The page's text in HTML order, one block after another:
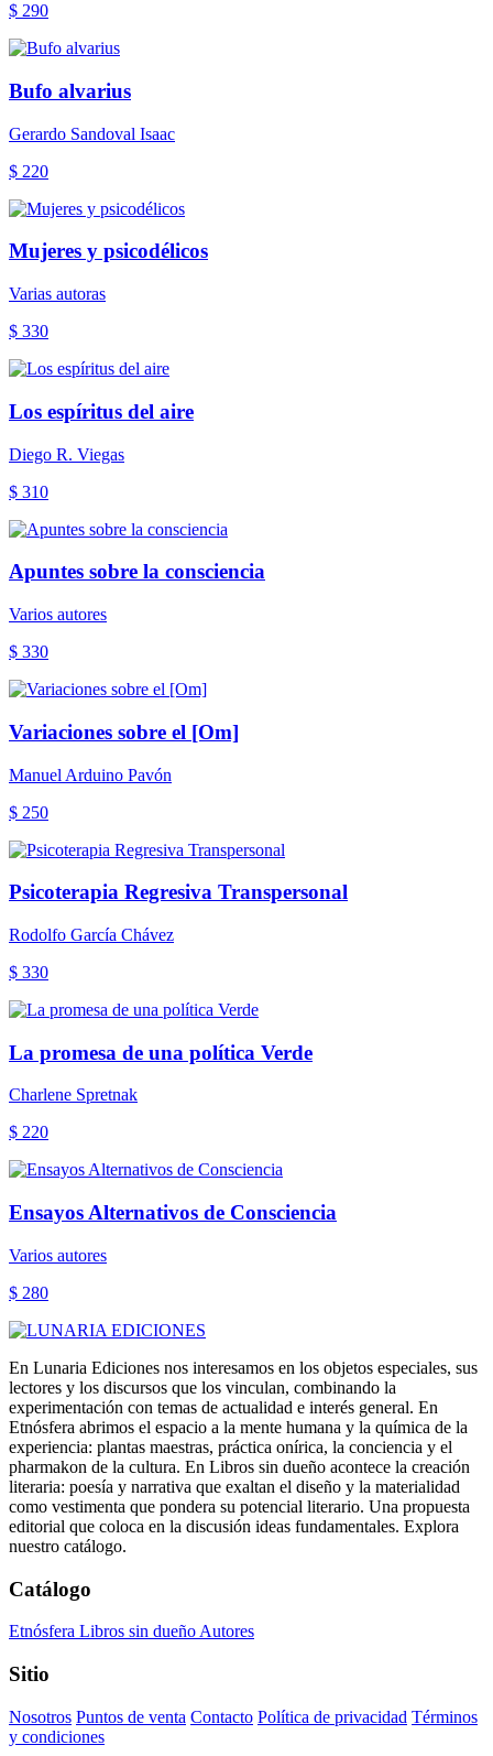
$ 290
Bufo alvarius
Gerardo Sandoval Isaac
$ 220
Mujeres y psicodélicos
Varias autoras
$ 330
Los espíritus del aire
Diego R. Viegas
$ 310
Apuntes sobre la consciencia
Varios autores
$ 330
Variaciones sobre el [Om]
Manuel Arduino Pavón
$ 250
Psicoterapia Regresiva Transpersonal
Rodolfo García Chávez
$ 330
La promesa de una política Verde
Charlene Spretnak
$ 220
Ensayos Alternativos de Consciencia
Varios autores
$ 280
En Lunaria Ediciones nos interesamos en los objetos especiales, sus
lectores y los discursos que los vinculan, combinando la
experimentación con temas de actualidad e interés general. En
Etnósfera abrimos el espacio a la mente humana y la química de la
experiencia: plantas maestras, práctica onírica, la conciencia y el
pharmakon de la cultura. En Libros sin dueño acontece la creación
literaria: poesía y narrativa que exaltan el diseño y la materialidad
como vestimenta que pondera su potencial literario. Una propuesta
editorial que coloca en la discusión ideas fundamentales. Explora
nuestro catálogo.
Catálogo
Etnósfera Libros sin dueño Autores
Sitio
Nosotros Puntos de venta Contacto Política de privacidad Términos
y condiciones